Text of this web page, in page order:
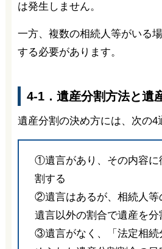
は発生しません。
一方、複数の相続人等がいる
する必要があります。
4-1．遺産分割方法と遺
遺産分割の決め方には、次の4
①遺言があり、その内容に
割する
②遺言はあるが、相続人等
遺言以外の割合で遺産を分
③遺言がなく、「法定相続